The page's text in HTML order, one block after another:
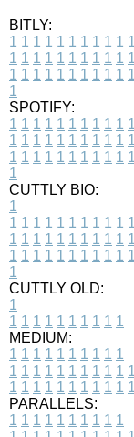
BITLY:
1 1 1 1 1 1 1 1 1 1 1
1 1 1 1 1 1 1 1 1 1 1
1 1 1 1 1 1 1 1 1 1 1
1
SPOTIFY:
1 1 1 1 1 1 1 1 1 1 1
1 1 1 1 1 1 1 1 1 1 1
1 1 1 1 1 1 1 1 1 1 1
1
CUTTLY BIO:
1
1 1 1 1 1 1 1 1 1 1 1
1 1 1 1 1 1 1 1 1 1 1
1 1 1 1 1 1 1 1 1 1 1
1
CUTTLY OLD:
1
1 1 1 1 1 1 1 1 1 1
MEDIUM:
1 1 1 1 1 1 1 1 1 1
1 1 1 1 1 1 1 1 1 1 1
1 1 1 1 1 1 1 1 1 1 1
PARALLELS:
1 1 1 1 1 1 1 1 1 1